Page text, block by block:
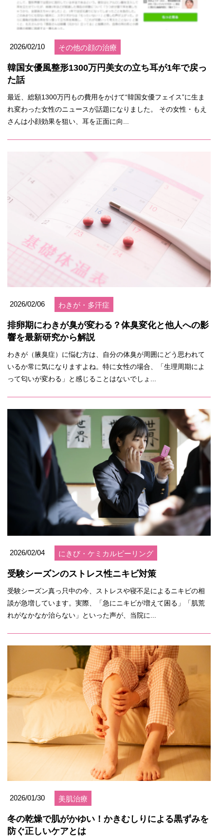
2026/02/10 その他の顔の治療
韓国女優風整形1300万円美女の立ち耳が1年で戻っ
た話
最近、総額1300万円もの費用をかけて“韓国女優フェイス”に生ま
れ変わった女性のニュースが話題になりました。 その女性・もえ
さんは小顔効果を狙い、耳を正面に向...
2026/02/06 わきが・多汗症
排卵期にわきが臭が変わる？体臭変化と他人への影
響を最新研究から解説
わきが（腋臭症）に悩む方は、自分の体臭が周囲にどう思われて
いるか常に気になりますよね。特に女性の場合、「生理周期によ
って匂いが変わる」と感じることはないでしょ...
2026/02/04 にきび・ケミカルピーリング
受験シーズンのストレス性ニキビ対策
受験シーズン真っ只中の今、ストレスや寝不足によるニキビの相
談が急増しています。実際、「急にニキビが増えて困る」「肌荒
れがなかなか治らない」といった声が、当院に...
2026/01/30 美肌治療
冬の乾燥で肌がかゆい！かきむしりによる黒ずみを
防ぐ正しいケアとは